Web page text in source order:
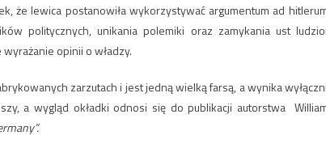
że lewica postanowiła wykorzystywać argumentum ad
politycznych, unikania polemiki oraz zamykania ust
opinii o władzy.
zarzutach i jest jedną wielką farsą, a wynika
a wygląd okładki odnosi się do publikacji autorstwa